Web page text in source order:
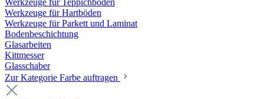
Werkzeuge für Teppichböden
Werkzeuge für Hartböden
Werkzeuge für Parkett und Laminat
Bodenbeschichtung
Glasarbeiten
Kittmesser
Glasschaber
Zur Kategorie Farbe auftragen